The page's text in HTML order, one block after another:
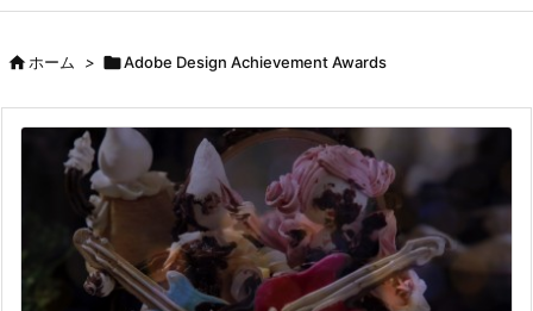
サイド

次へ
ホーム > Adobe Design Achievement Awards